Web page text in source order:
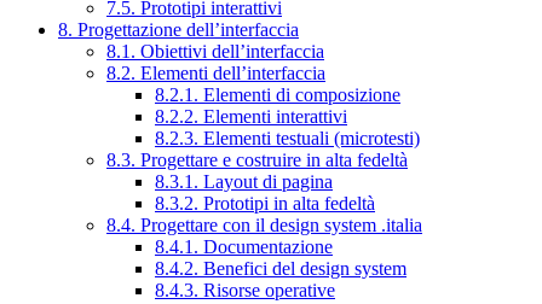
7.5. Prototipi interattivi
8. Progettazione dell’interfaccia
8.1. Obiettivi dell’interfaccia
8.2. Elementi dell’interfaccia
8.2.1. Elementi di composizione
8.2.2. Elementi interattivi
8.2.3. Elementi testuali (microtesti)
8.3. Progettare e costruire in alta fedeltà
8.3.1. Layout di pagina
8.3.2. Prototipi in alta fedeltà
8.4. Progettare con il design system .italia
8.4.1. Documentazione
8.4.2. Benefici del design system
8.4.3. Risorse operative